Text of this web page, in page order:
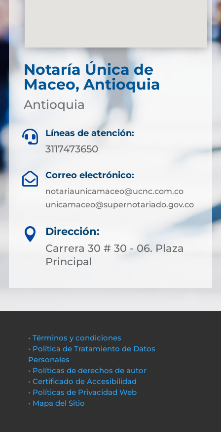
Notaría Única de
Maceo, Antioquia
Antioquia
 Líneas de atención:
3117473650
 Correo electrónico:
notariaunicamaceo@ucnc.com.co
unicamaceo@supernotariado.gov.co

Dirección:
Carrera 30 # 30 - 06. Plaza
Principal
• Términos y condiciones
• Política de Tratamiento de Datos
Personales
• Políticas de derechos de autor
• Certificado de Accesibilidad
• Políticas de Privacidad Web
• Mapa del Sitio